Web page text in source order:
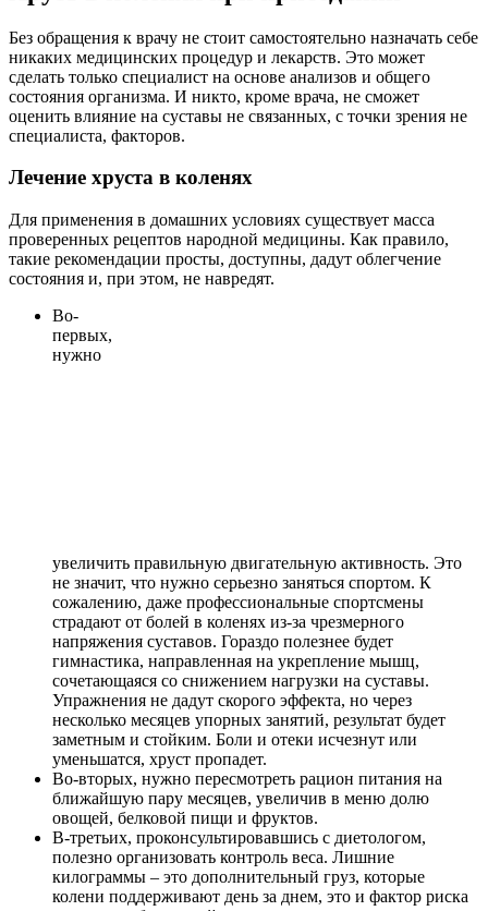
Без обращения к врачу не стоит самостоятельно назначать себе
никаких медицинских процедур и лекарств. Это может
сделать только специалист на основе анализов и общего
состояния организма. И никто, кроме врача, не сможет
оценить влияние на суставы не связанных, с точки зрения не
специалиста, факторов.
Лечение хруста в коленях
Для применения в домашних условиях существует масса
проверенных рецептов народной медицины. Как правило,
такие рекомендации просты, доступны, дадут облегчение
состояния и, при этом, не навредят.
Во-
первых,
нужно
увеличить правильную двигательную активность. Это
не значит, что нужно серьезно заняться спортом. К
сожалению, даже профессиональные спортсмены
страдают от болей в коленях из-за чрезмерного
напряжения суставов. Гораздо полезнее будет
гимнастика, направленная на укрепление мышц,
сочетающаяся со снижением нагрузки на суставы.
Упражнения не дадут скорого эффекта, но через
несколько месяцев упорных занятий, результат будет
заметным и стойким. Боли и отеки исчезнут или
уменьшатся, хруст пропадет.
Во-вторых, нужно пересмотреть рацион питания на
ближайшую пару месяцев, увеличив в меню долю
овощей, белковой пищи и фруктов.
В-третьих, проконсультировавшись с диетологом,
полезно организовать контроль веса. Лишние
килограммы – это дополнительный груз, которые
колени поддерживают день за днем, это и фактор риска